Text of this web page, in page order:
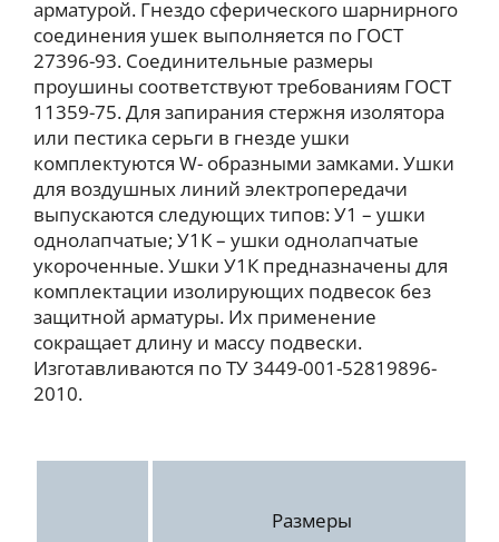
арматурой. Гнездо сферического шарнирного
соединения ушек выполняется по ГОСТ
27396-93. Соединительные размеры
проушины соответствуют требованиям ГОСТ
11359-75. Для запирания стержня изолятора
или пестика серьги в гнезде ушки
комплектуются W- образными замками. Ушки
для воздушных линий электропередачи
выпускаются следующих типов: У1 – ушки
однолапчатые; У1К – ушки однолапчатые
укороченные. Ушки У1К предназначены для
комплектации изолирующих подвесок без
защитной арматуры. Их применение
сокращает длину и массу подвески.
Изготавливаются по ТУ 3449-001-52819896-
2010.
Размеры